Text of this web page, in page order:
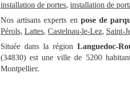
installation de portes, installation de
Nos artisans experts en pose de
Pérols, Lattes, Castelnau-le-Lez, Saint-
Située dans la région Languedoc-
(34830) est une ville de 5200
Montpellier.